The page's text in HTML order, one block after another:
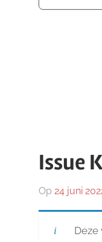
Issue
Op 24 juni
Deze